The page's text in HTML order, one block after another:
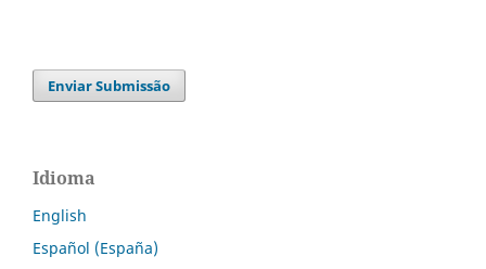
Enviar Submissão
Idioma
English
Español (España)